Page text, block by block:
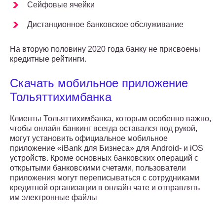
Сейфовые ячейки
Дистанционное банковское обслуживание
На вторую половину 2020 года банку не присвоены
кредитные рейтинги.
Скачать мобильное приложение
Тольяттихимбанка
Клиенты Тольяттихимбанка, которым особенно важно,
чтобы онлайн банкинг всегда оставался под рукой,
могут установить официальное мобильное
приложение «iBank для Бизнеса» для Android- и iOS
устройств. Кроме основных банковских операций с
открытыми банковскими счетами, пользователи
приложения могут переписываться с сотрудниками
кредитной организации в онлайн чате и отправлять
им электронные файлы